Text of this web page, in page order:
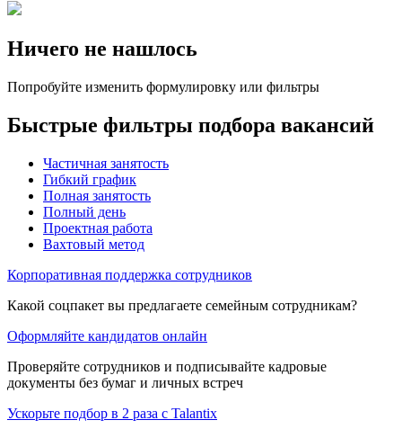
Ничего не нашлось
Попробуйте изменить формулировку или фильтры
Быстрые фильтры подбора вакансий
Частичная занятость
Гибкий график
Полная занятость
Полный день
Проектная работа
Вахтовый метод
Корпоративная поддержка сотрудников
Какой соцпакет вы предлагаете семейным сотрудникам?
Оформляйте кандидатов онлайн
Проверяйте сотрудников и подписывайте кадровые
документы без бумаг и личных встреч
Ускорьте подбор в 2 раза с Talantix